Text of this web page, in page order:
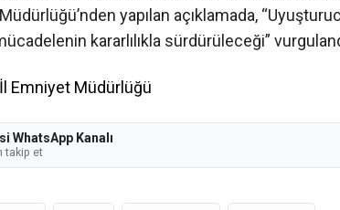
yapılan açıklamada,
kararlılıkla sürdürüleceği”
Emniyet Müdürlüğü
WhatsApp Kanalı
takip et